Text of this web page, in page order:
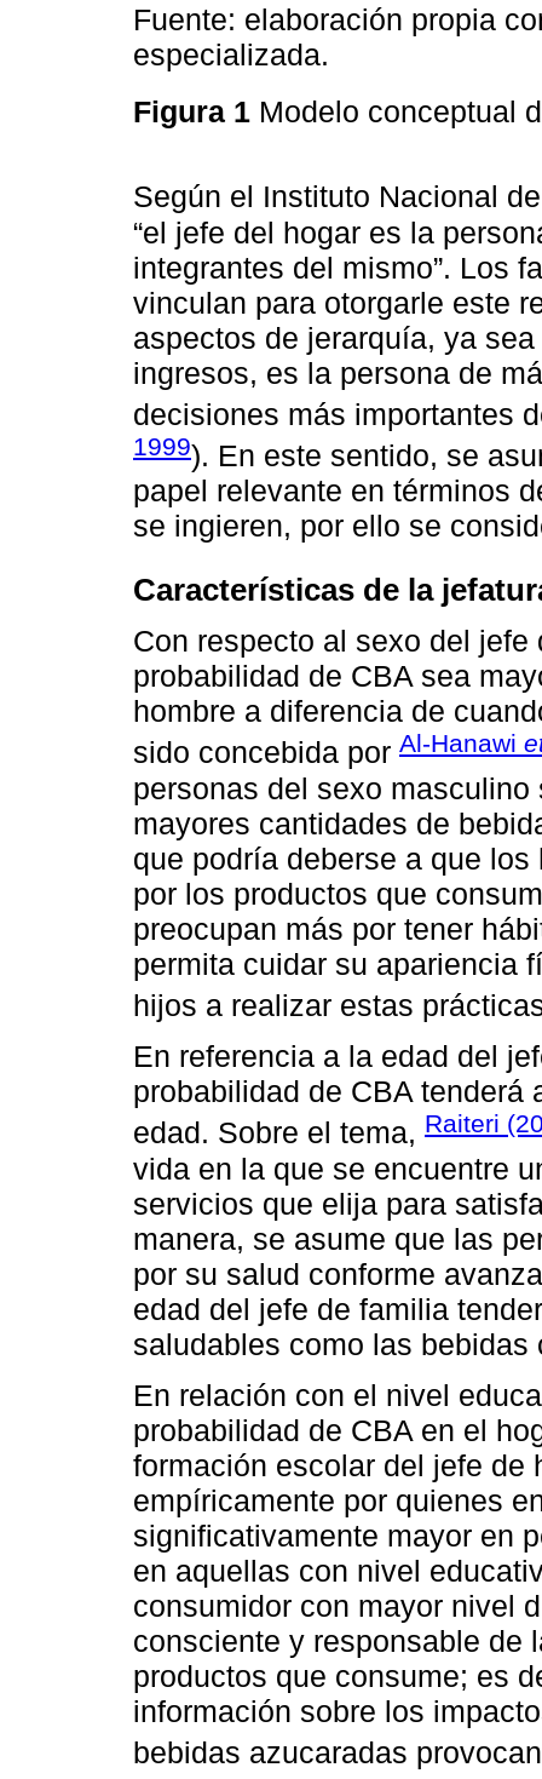
Fuente: elaboración propia
especializada.
Figura 1 Modelo conceptual
Según el Instituto Nacional
“el jefe del hogar es la
integrantes del mismo”. Los
vinculan para otorgarle este
aspectos de jerarquía, ya
ingresos, es la persona de
decisiones más importantes
1999). En este sentido, se
papel relevante en términos
se ingieren, por ello se
Características de la
Con respecto al sexo del
probabilidad de CBA sea
hombre a diferencia de
sido concebida por Al-Hanawi
personas del sexo
mayores cantidades de
que podría deberse a que
por los productos que
preocupan más por tener
permita cuidar su apariencia
hijos a realizar estas
En referencia a la edad del
probabilidad de CBA tenderá
edad. Sobre el tema, Raiteri
vida en la que se encuentre
servicios que elija para
manera, se asume que las
por su salud conforme
edad del jefe de familia
saludables como las
En relación con el nivel
probabilidad de CBA en el
formación escolar del jefe de
empíricamente por quienes
significativamente mayor en
en aquellas con nivel
consumidor con mayor nivel
consciente y responsable de
productos que consume; es
información sobre los
bebidas azucaradas